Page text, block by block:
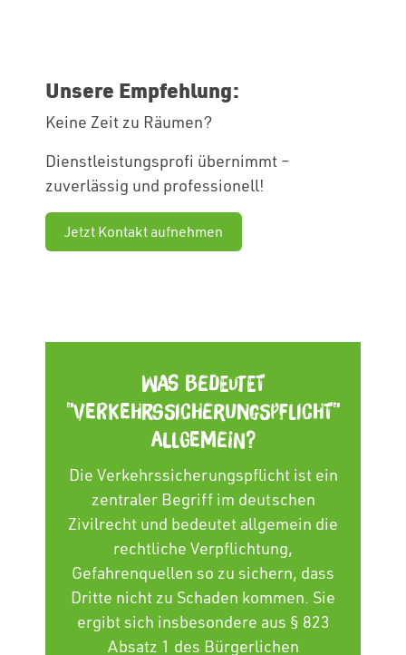
Unsere Empfehlung:
Keine Zeit zu Räumen?
Dienstleistungsprofi übernimmt –
zuverlässig und professionell!
Jetzt Kontakt aufnehmen
Was bedeutet
"Verkehrssicherungspflicht"
allgemein?
Die Verkehrssicherungspflicht ist ein
zentraler Begriff im deutschen
Zivilrecht und bedeutet allgemein die
rechtliche Verpflichtung,
Gefahrenquellen so zu sichern, dass
Dritte nicht zu Schaden kommen. Sie
ergibt sich insbesondere aus § 823
Absatz 1 des Bürgerlichen